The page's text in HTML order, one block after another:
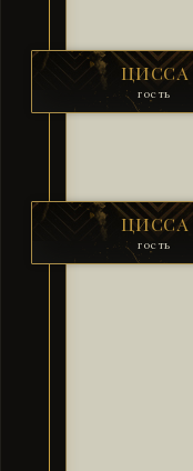
ЦИССА
гость
ЦИССА
гость